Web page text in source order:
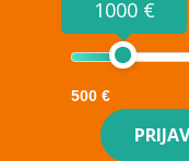
1000 €
500 €